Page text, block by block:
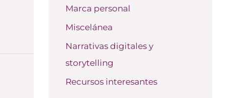
Marca personal
Miscelánea
Narrativas digitales y
storytelling
Recursos interesantes